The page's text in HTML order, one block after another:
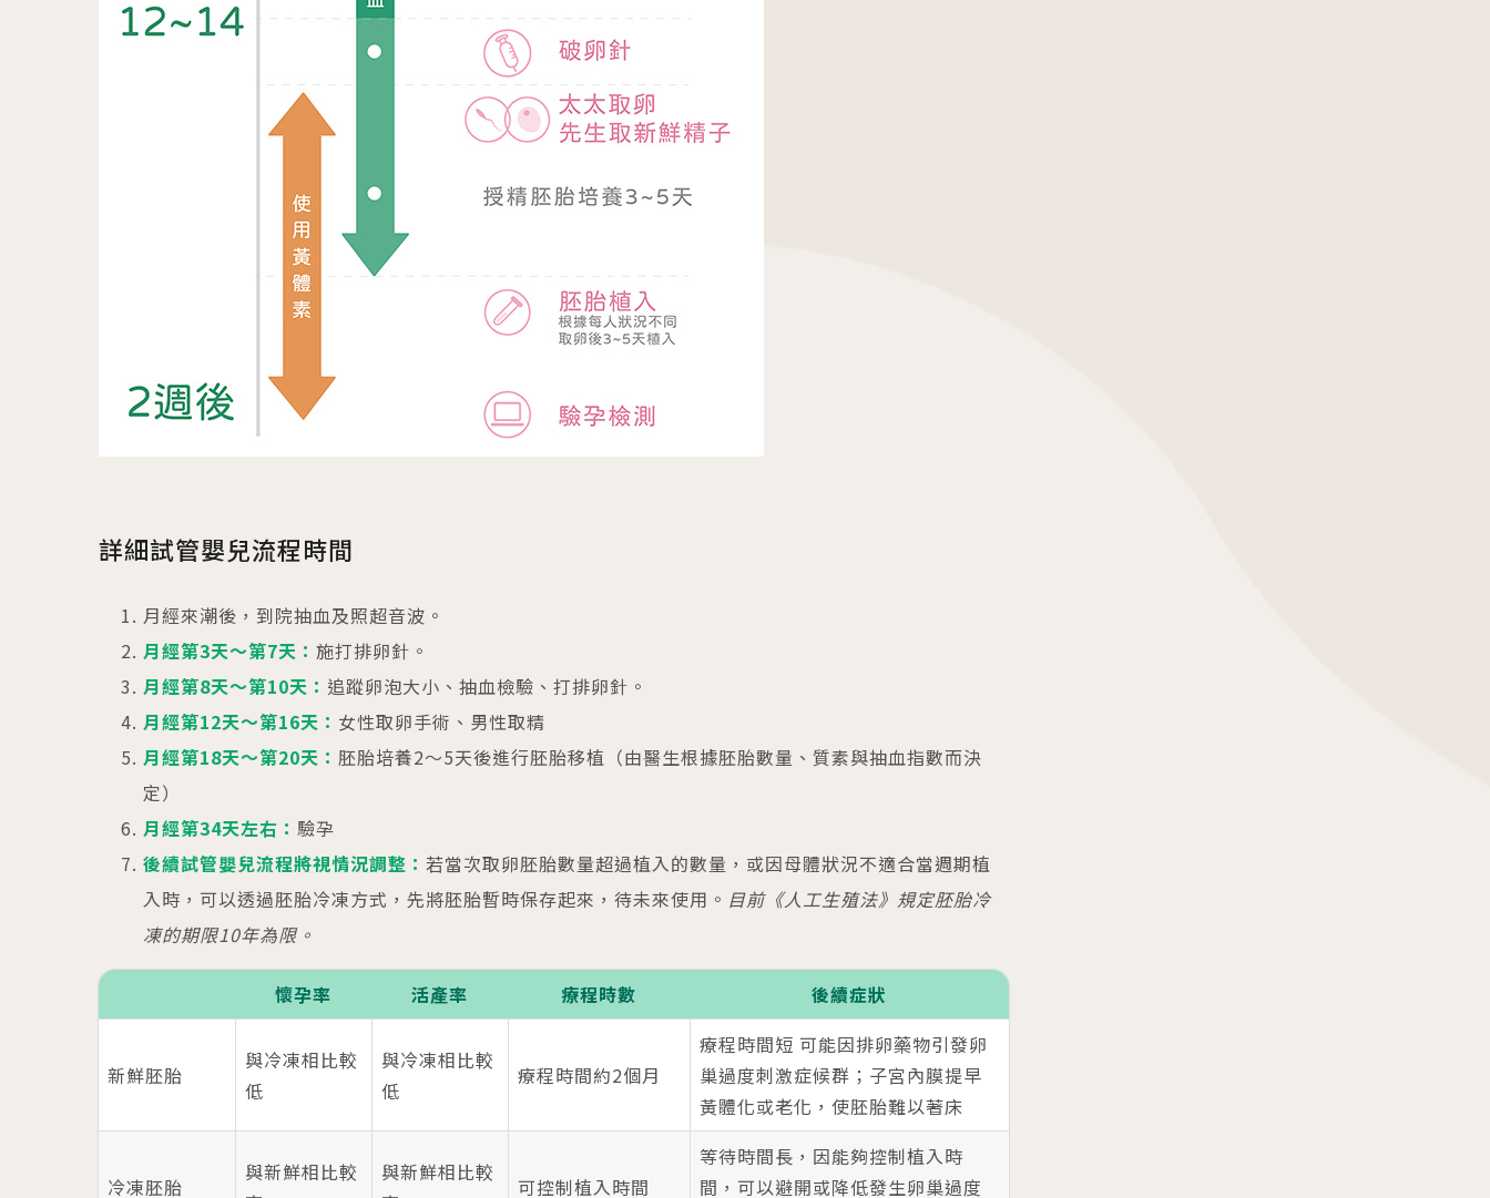
詳細試管嬰兒流程時間
月經來潮後，到院抽血及照超音波。
月經第3天～第7天： 施打排卵針。
月經第8天～第10天： 追蹤卵泡大小、抽血檢驗、打排卵針。
月經第12天～第16天： 女性取卵手術、男性取精
月經第18天～第20天： 胚胎培養2～5天後進行胚胎移植（由醫生根據胚胎數量、質素與抽血指數而決
定）
月經第34天左右： 驗孕
後續試管嬰兒流程將視情況調整： 若當次取卵胚胎數量超過植入的數量，或因母體狀況不適合當週期植
入時，可以透過胚胎冷凍方式，先將胚胎暫時保存起來，待未來使用。 目前《人工生殖法》規定胚胎冷
凍的期限10年為限。
懷孕率 活產率 療程時數 後續症狀
新鮮胚胎
與冷凍相比較
低
與冷凍相比較
低
療程時間約2個月
療程時間短 可能因排卵藥物引發卵
巢過度刺激症候群；子宮內膜提早
黃體化或老化，使胚胎難以著床
冷凍胚胎
與新鮮相比較
與新鮮相比較
可控制植入時間
等待時間長，因能夠控制植入時
間，可以避開或降低發生卵巢過度